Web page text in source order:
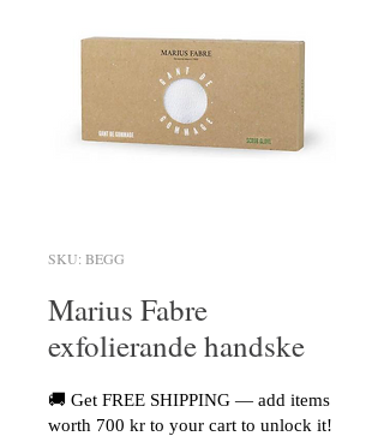
SKU: BEGG
Marius Fabre
exfolierande handske
🚚 Get FREE SHIPPING — add items
worth 700 kr to your cart to unlock it!